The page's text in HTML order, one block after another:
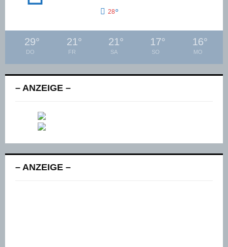
28°
29°
DO
21°
FR
21°
SA
17°
SO
16°
MO
– ANZEIGE –
– ANZEIGE –